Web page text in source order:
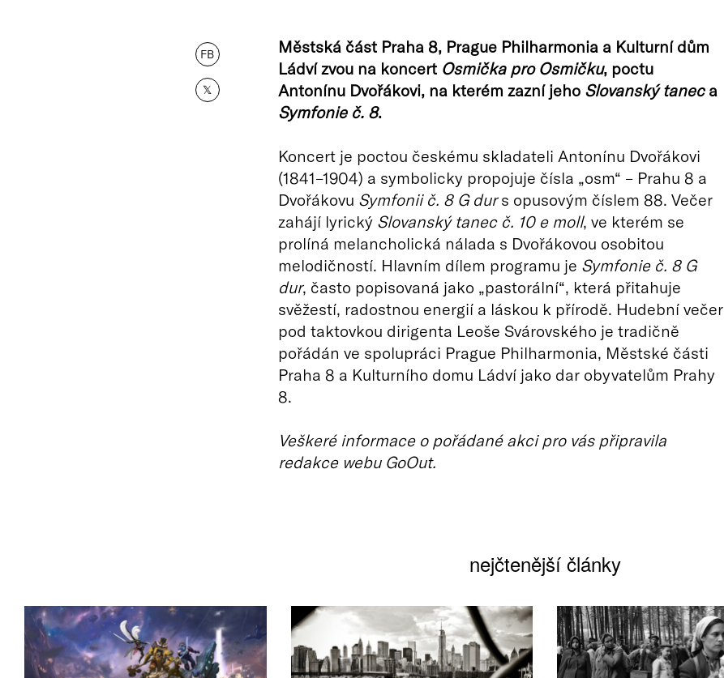
FB
𝕏
Městská část Praha 8, Prague Philharmonia a Kulturní dům
Ládví zvou na koncert Osmička pro Osmičku, poctu
Antonínu Dvořákovi, na kterém zazní jeho Slovanský taneca
Symfonie č. 8.
Koncert je poctou českému skladateli Antonínu Dvořákovi
(1841–1904) a symbolicky propojuje čísla „osm“ – Prahu 8 a
Dvořákovu Symfonii č. 8 G durs opusovým číslem 88. Večer
zahájí lyrický Slovanský tanec č. 10 e moll, ve kterém se
prolíná melancholická nálada s Dvořákovou osobitou
melodičností. Hlavním dílem programu je Symfonie č. 8 G
dur, často popisovaná jako „pastorální“, která přitahuje
svěžestí, radostnou energií a láskou k přírodě. Hudební večer
pod taktovkou dirigenta Leoše Svárovského je tradičně
pořádán ve spolupráci Prague Philharmonia, Městské části
Praha 8 a Kulturního domu Ládví jako dar obyvatelům Prahy
8.
Veškeré informace o pořádané akci pro vás připravila
redakce webu GoOut.
nejčtenější články